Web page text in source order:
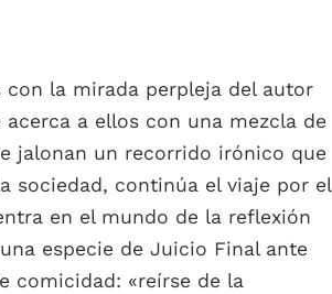
la mirada perpleja del autor
a ellos con una mezcla de
jalonan un recorrido irónico que
sociedad, continúa el viaje por el
en el mundo de la reflexión
especie de Juicio Final ante
comicidad: «reírse de la